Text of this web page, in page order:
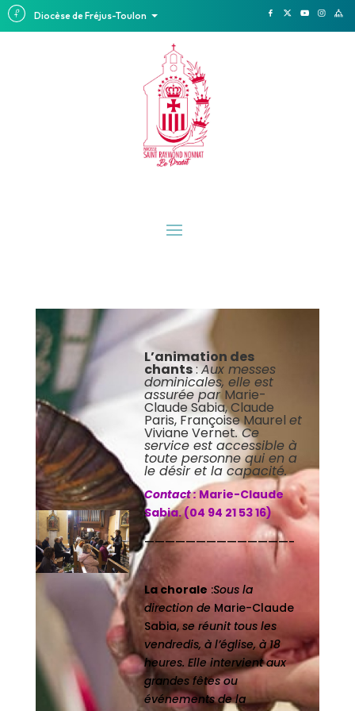
Diocèse de Fréjus-Toulon
L’animation des
chants:Aux messes
dominicales, elle est
assurée par Marie-
Claude Sabia, Claude
Paris, Françoise Maurelet
Viviane Vernet. Ce
service est accessible à
toute personne qui en a
le désir et la capacité.
Contact :Marie-Claude
Sabia. (04 94 21 53 16)
——————————————-
La chorale :Sous la
direction de Marie-Claude
Sabia, se réunit tous les
vendredis, à l’église, à 18
heures. Elle intervient aux
grandes fêtes ou
événements de la